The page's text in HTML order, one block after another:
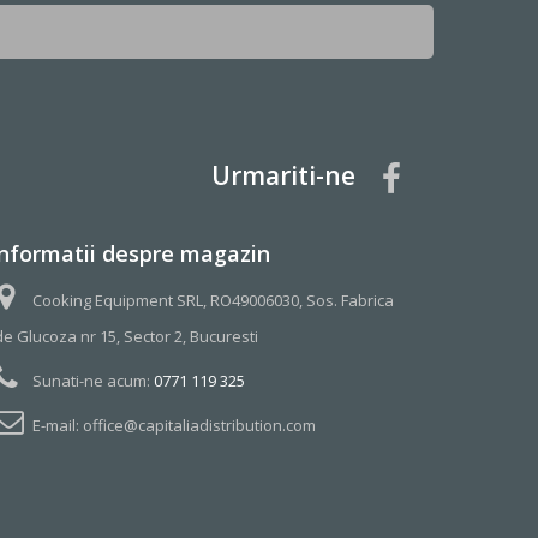
Urmariti-ne
despre magazin
Cooking Equipment SRL, RO49006030, Sos. Fabrica
Glucoza nr 15, Sector 2, Bucuresti
Sunati-ne acum: 0771 119 325
E-mail: office@capitaliadistribution.com